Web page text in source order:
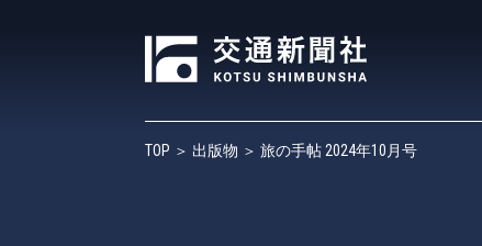
TOP ＞ 出版物 ＞ 旅の手帖 2024年10月号